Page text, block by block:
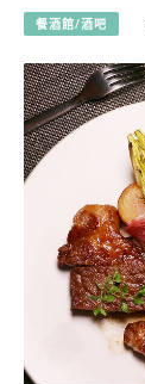
餐酒館/酒吧